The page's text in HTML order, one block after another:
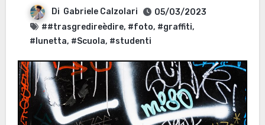
Di Gabriele Calzolari
05/03/2023
##trasgredireèdire, #foto, #graffiti,
#lunetta, #Scuola, #studenti